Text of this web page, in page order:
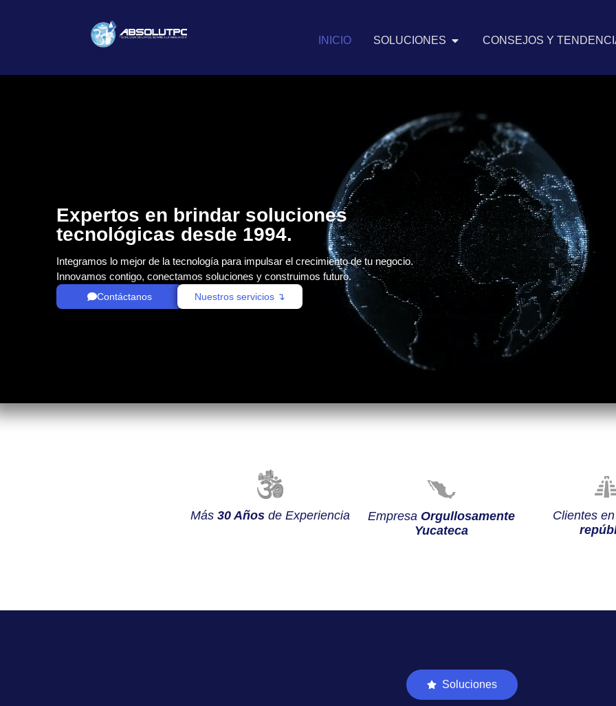
INICIO SOLUCIONES CONSEJOS Y
Expertos en brindar soluciones
tecnológicas desde 1994.
Integramos lo mejor de la tecnología para impulsar el crecimiento de tu negocio.
Innovamos contigo, conectamos soluciones y construimos futuro.
Contáctanos Nuestros servicios ↴
Más 30 Años de Experiencia Empresa Orgullosamente
Yucateca
Clientes
Soluciones